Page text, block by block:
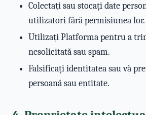
Colectați sau stocați date
utilizatori fără permisiunea lor.
Utilizați Platforma pentru a
nesolicitată sau spam.
Falsificați identitatea sau vă
persoană sau entitate.